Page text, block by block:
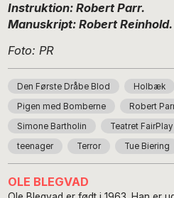
Instruktion: Robert Parr.
Manuskript: Robert Reinhold.
Foto: PR
Den Første Dråbe Blod Holbæk
Pigen med Bomberne Robert
Simone Bartholin Teatret FairPlay
teenager Terror Tue Biering
OLE BLEGVAD